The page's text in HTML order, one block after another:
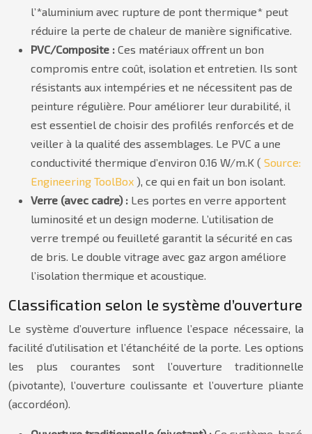
l’*aluminium avec rupture de pont thermique* peut
réduire la perte de chaleur de manière significative.
PVC/Composite : Ces matériaux offrent un bon
compromis entre coût, isolation et entretien. Ils sont
résistants aux intempéries et ne nécessitent pas de
peinture régulière. Pour améliorer leur durabilité, il
est essentiel de choisir des profilés renforcés et de
veiller à la qualité des assemblages. Le PVC a une
conductivité thermique d’environ 0.16 W/m.K ( Source:
Engineering ToolBox ), ce qui en fait un bon isolant.
Verre (avec cadre) : Les portes en verre apportent
luminosité et un design moderne. L’utilisation de
verre trempé ou feuilleté garantit la sécurité en cas
de bris. Le double vitrage avec gaz argon améliore
l’isolation thermique et acoustique.
Classification selon le système d’ouverture
Le système d’ouverture influence l’espace nécessaire, la
facilité d’utilisation et l’étanchéité de la porte. Les options
les plus courantes sont l’ouverture traditionnelle
(pivotante), l’ouverture coulissante et l’ouverture pliante
(accordéon).